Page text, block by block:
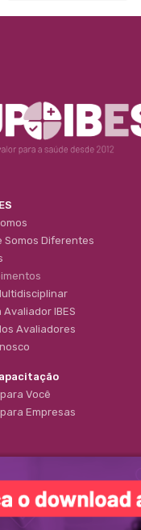
Somos Diferentes
Avaliador IBES
Avaliadores
Você
Empresas